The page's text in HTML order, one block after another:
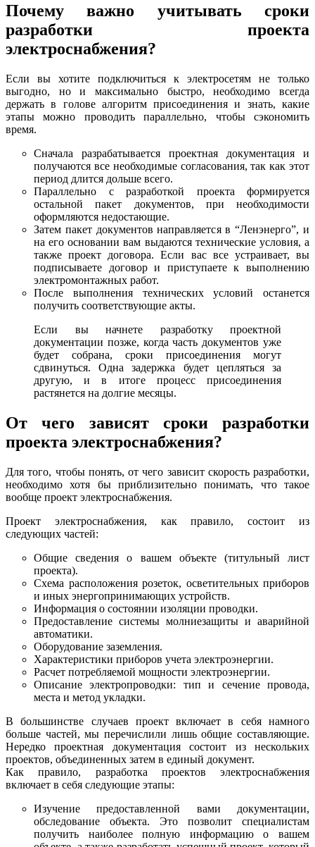
Почему важно учитывать сроки
разработки проекта
электроснабжения?
Если вы хотите подключиться к электросетям не только
выгодно, но и максимально быстро, необходимо всегда
держать в голове алгоритм присоединения и знать, какие
этапы можно проводить параллельно, чтобы сэкономить
время.
Сначала разрабатывается проектная документация и
получаются все необходимые согласования, так как этот
период длится дольше всего.
Параллельно с разработкой проекта формируется
остальной пакет документов, при необходимости
оформляются недостающие.
Затем пакет документов направляется в “Ленэнерго”, и
на его основании вам выдаются технические условия, а
также проект договора. Если вас все устраивает, вы
подписываете договор и приступаете к выполнению
электромонтажных работ.
После выполнения технических условий останется
получить соответствующие акты.
Если вы начнете разработку проектной
документации позже, когда часть документов уже
будет собрана, сроки присоединения могут
сдвинуться. Одна задержка будет цепляться за
другую, и в итоге процесс присоединения
растянется на долгие месяцы.
От чего зависят сроки разработки
проекта электроснабжения?
Для того, чтобы понять, от чего зависит скорость разработки,
необходимо хотя бы приблизительно понимать, что такое
вообще проект электроснабжения.
Проект электроснабжения, как правило, состоит из
следующих частей:
Общие сведения о вашем объекте (титульный лист
проекта).
Схема расположения розеток, осветительных приборов
и иных энергопринимающих устройств.
Информация о состоянии изоляции проводки.
Предоставление системы молниезащиты и аварийной
автоматики.
Оборудование заземления.
Характеристики приборов учета электроэнергии.
Расчет потребляемой мощности электроэнергии.
Описание электропроводки: тип и сечение провода,
места и метод укладки.
В большинстве случаев проект включает в себя намного
больше частей, мы перечислили лишь общие составляющие.
Нередко проектная документация состоит из нескольких
проектов, объединенных затем в единый документ.
Как правило, разработка проектов электроснабжения
включает в себя следующие этапы:
Изучение предоставленной вами документации,
обследование объекта. Это позволит специалистам
получить наиболее полную информацию о вашем